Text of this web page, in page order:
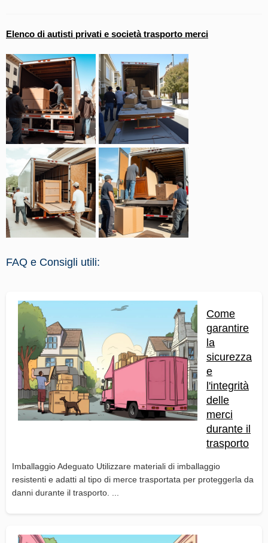
Elenco di autisti privati e società trasporto merci
FAQ e Consigli utili:
Come
garantire
la
sicurezza
e
l'integrità
delle
merci
durante il
trasporto
Imballaggio Adeguato Utilizzare materiali di imballaggio
resistenti e adatti al tipo di merce trasportata per proteggerla da
danni durante il trasporto. ...